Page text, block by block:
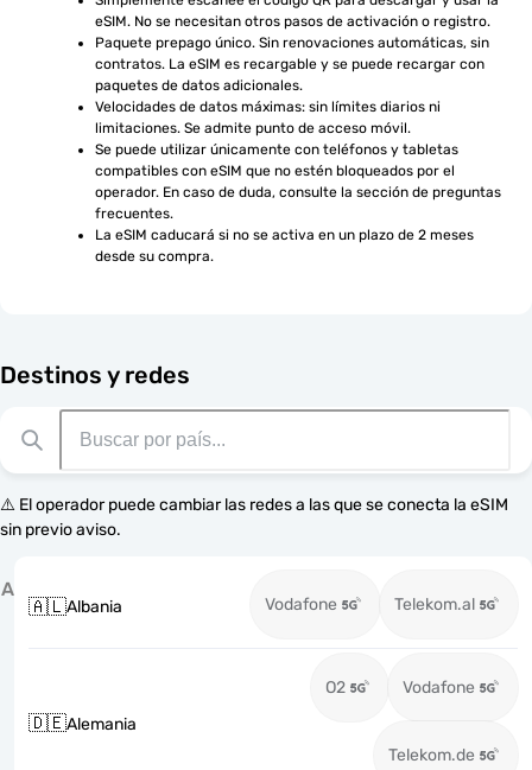
eSIM. No se necesitan otros pasos de activación o registro.
Paquete prepago único. Sin renovaciones automáticas, sin
contratos. La eSIM es recargable y se puede recargar con
paquetes de datos adicionales.
Velocidades de datos máximas: sin límites diarios ni
limitaciones. Se admite punto de acceso móvil.
Se puede utilizar únicamente con teléfonos y tabletas
compatibles con eSIM que no estén bloqueados por el
operador. En caso de duda, consulte la sección de preguntas
frecuentes.
La eSIM caducará si no se activa en un plazo de 2 meses
desde su compra.
Destinos y redes
⚠️ El operador puede cambiar las redes a las que se conecta la eSIM
sin previo aviso.
A
🇦🇱Albania Vodafone Telekom.al
🇩🇪Alemania
O2 Vodafone
Telekom.de